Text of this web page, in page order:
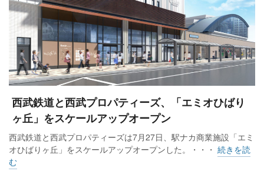
西武鉄道と西武プロパティーズ、「エミオひばり
ヶ丘」をスケールアップオープン
西武鉄道と西武プロパティーズは7月27日、駅ナカ商業施設「エミ
オひばりヶ丘」をスケールアップオープンした。・・・ 続きを読
む